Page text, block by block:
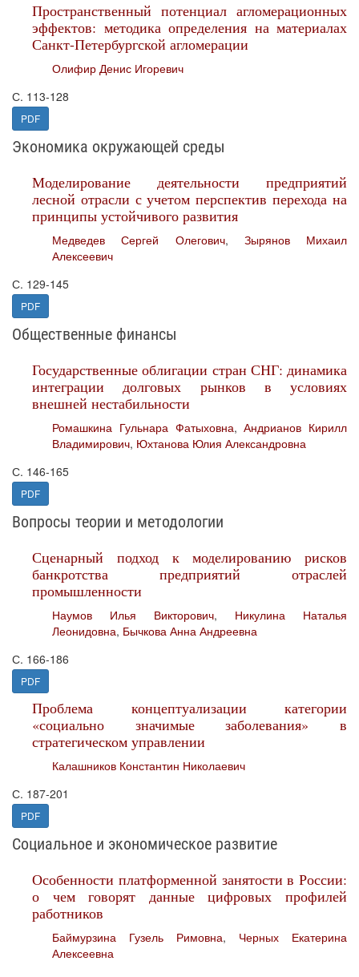
Пространственный потенциал агломерационных
эффектов: методика определения на материалах
Санкт-Петербургской агломерации
Олифир Денис Игоревич
С. 113-128
PDF
Экономика окружающей среды
Моделирование деятельности предприятий
лесной отрасли с учетом перспектив перехода на
принципы устойчивого развития
Медведев Сергей Олегович, Зырянов Михаил
Алексеевич
С. 129-145
PDF
Общественные финансы
Государственные облигации стран СНГ: динамика
интеграции долговых рынков в условиях
внешней нестабильности
Ромашкина Гульнара Фатыховна,Андрианов Кирилл
Владимирович, Юхтанова Юлия Александровна
С. 146-165
PDF
Вопросы теории и методологии
Сценарный подход к моделированию рисков
банкротства предприятий отраслей
промышленности
Наумов Илья Викторович, Никулина Наталья
Леонидовна, Бычкова Анна Андреевна
С. 166-186
PDF
Проблема концептуализации категории
«социально значимые заболевания» в
стратегическом управлении
Калашников Константин Николаевич
С. 187-201
PDF
Социальное и экономическое развитие
Особенности платформенной занятости в России:
о чем говорят данные цифровых профилей
работников
Баймурзина Гузель Римовна, Черных Екатерина
Алексеевна